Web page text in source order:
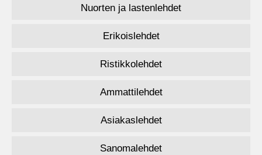
Nuorten ja lastenlehdet
Erikoislehdet
Ristikkolehdet
Ammattilehdet
Asiakaslehdet
Sanomalehdet